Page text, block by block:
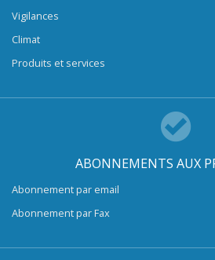
Vigilances
Climat
Produits et services
ABONNEMENTS AUX
Abonnement par email
Abonnement par Fax